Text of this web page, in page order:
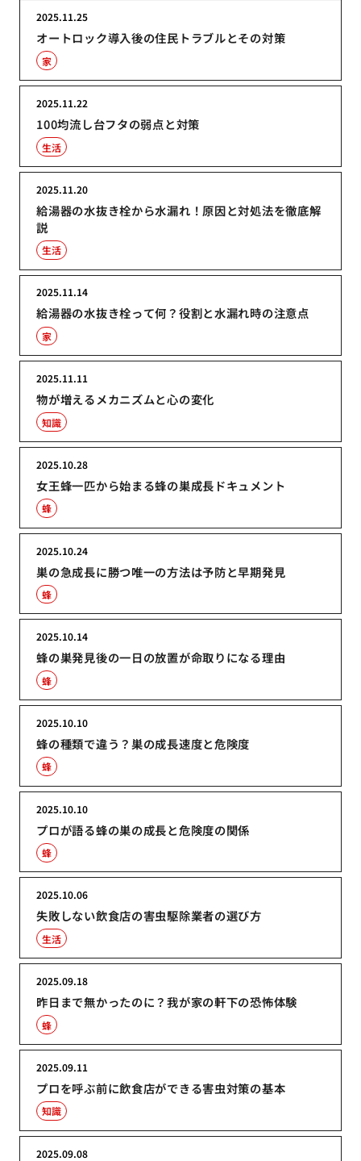
オートロック導入後の住民トラブルとその対策
2025.11.25
家
100均流し台フタの弱点と対策
2025.11.22
生活
給湯器の水抜き栓から水漏れ！原因と対処法を徹底解
説
2025.11.20
生活
給湯器の水抜き栓って何？役割と水漏れ時の注意点
2025.11.14
家
物が増えるメカニズムと心の変化
2025.11.11
知識
女王蜂一匹から始まる蜂の巣成長ドキュメント
2025.10.28
蜂
巣の急成長に勝つ唯一の方法は予防と早期発見
2025.10.24
蜂
蜂の巣発見後の一日の放置が命取りになる理由
2025.10.14
蜂
蜂の種類で違う？巣の成長速度と危険度
2025.10.10
蜂
プロが語る蜂の巣の成長と危険度の関係
2025.10.10
蜂
失敗しない飲食店の害虫駆除業者の選び方
2025.10.06
生活
昨日まで無かったのに？我が家の軒下の恐怖体験
2025.09.18
蜂
プロを呼ぶ前に飲食店ができる害虫対策の基本
2025.09.11
知識
2025.09.08